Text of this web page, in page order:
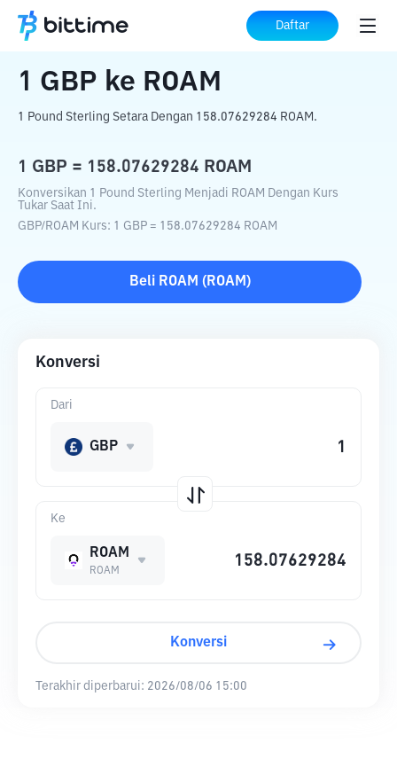
Daftar
Beranda Konverter Kripto ke ROAM
1 GBP ke ROAM
1 Pound Sterling Setara Dengan 158.07629284 ROAM.
1 GBP = 158.07629284 ROAM
Konversikan 1 Pound Sterling Menjadi ROAM Dengan Kurs
Tukar Saat Ini.
GBP/ROAM Kurs: 1 GBP = 158.07629284 ROAM
Beli ROAM ( ROAM )
Konversi
Ke
ROAM
ROAM
Dari
GBP
Konversi
Terakhir diperbarui: 2026/08/06 15:00